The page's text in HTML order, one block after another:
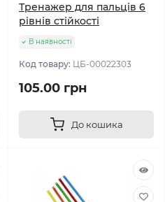
Тренажер для пальців 6
рівнів стійкості
В наявності
Код товару: ЦБ-00022303
105.00 грн
До кошика